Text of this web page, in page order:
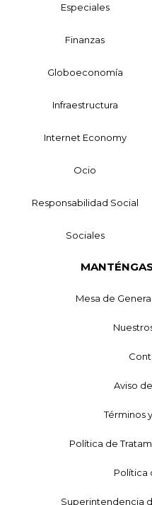
Especiales
Finanzas
Globoeconomía
Infraestructura
Internet Economy
Ocio
Responsabilidad Social
Sociales
Mesa de
Aviso
Términos
Política de
Política
Superintendencia